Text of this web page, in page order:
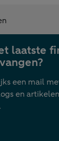
laatste
een mail
en